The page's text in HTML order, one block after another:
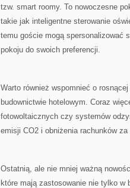
tzw.⁢ smart roomy. To nowoczesne
takie jak inteligentne sterowanie
temu goście‍ mogą spersonalizować
pokoju do swoich ⁤preferencji.
Warto również wspomnieć o​
budownictwie hotelowym. Coraz
fotowoltaicznych⁢ czy⁤ systemów
emisji‌ CO2 i obniżenia rachunków za
Ostatnią, ale nie ​mniej ważną
które ⁣mają zastosowanie nie tylko w